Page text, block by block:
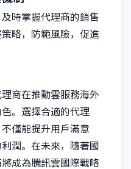
時掌握代理商的銷售
略，防範風險，促進
商在推動雲服務海外
。選擇合適的代理
僅能提升用戶滿意
潤。在未來，隨著國
成為騰訊雲國際戰略